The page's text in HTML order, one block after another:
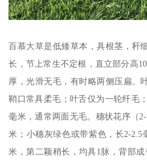
百慕大草是低矮草本，具根茎，秆
长，节上常生不定根，直立部分高
厚，光滑无毛，有时略两侧压扁。
鞘口常具柔毛；叶舌仅为一轮纤毛
毫米，通常两面无毛。穗状花序（
米；小穗灰绿色或带紫色，长2-2.5
米，第二颖稍长，均具1脉，背部